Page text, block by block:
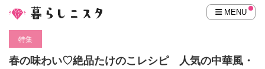
MENU
特集
春の味わい♡絶品たけのこレシピ 人気の中華風・